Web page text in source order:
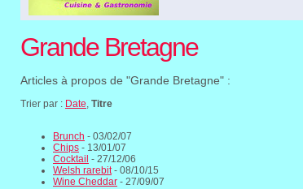
Grande Bretagne
Articles à propos de "Grande Bretagne" :
Trier par : Date, Titre
Brunch - 03/02/07
Chips - 13/01/07
Cocktail - 27/12/06
Welsh rarebit- 08/10/15
Wine Cheddar - 27/09/07